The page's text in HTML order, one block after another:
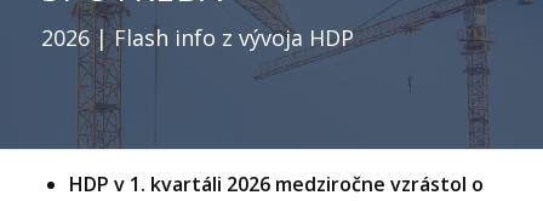
2026 | Flash info z vývoja HDP
HDP v 1. kvartáli 2026 medziročne vzrástol o